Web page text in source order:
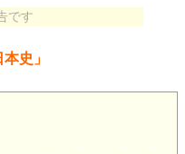
です
史」